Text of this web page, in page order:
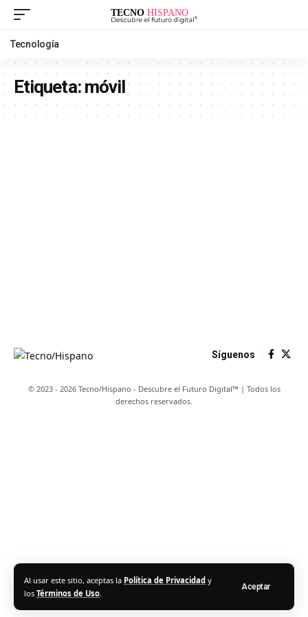
Al usar este sitio, aceptas la Política de Privacidad y
los Términos de Uso.
Aceptar
Tecnología
Etiqueta: móvil
Síguenos
© 2023 - 2026 Tecno/Hispano - Descubre el Futuro Digital™ | Todos los
derechos reservados.